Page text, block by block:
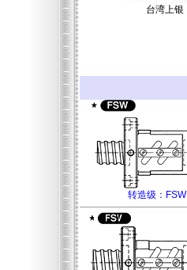
台湾上银
转造级：FSW